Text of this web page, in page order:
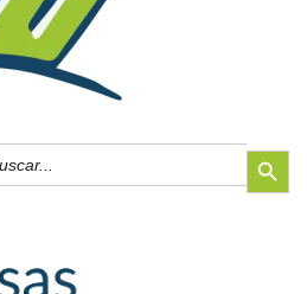
Botón de